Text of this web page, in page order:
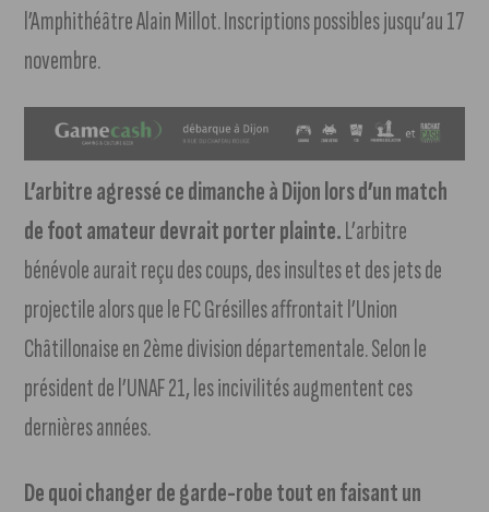
l’Amphithéâtre Alain Millot. Inscriptions possibles jusqu’au 17
novembre.
L’arbitre agressé ce dimanche à Dijon lors d’un match
de foot amateur devrait porter plainte.L’arbitre
bénévole aurait reçu des coups, des insultes et des jets de
projectile alors que le FC Grésilles affrontait l’Union
Châtillonaise en 2ème division départementale. Selon le
président de l’UNAF 21, les incivilités augmentent ces
dernières années.
De quoi changer de garde-robe tout en faisant un